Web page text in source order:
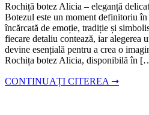
Rochiță botez Alicia – eleganță
Botezul este un moment definitoriu
încărcată de emoție, tradiție și
fiecare detaliu contează, iar alegerea
devine esențială pentru a crea o
Rochița botez Alicia, disponibilă în
CONTINUAȚI CITEREA ➞